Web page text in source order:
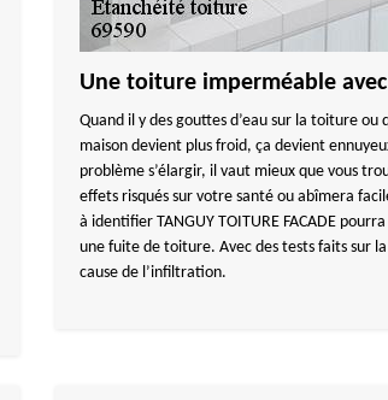
Une toiture imperméable avec
Quand il y des gouttes d’eau sur la toiture
maison devient plus froid, ça devient
problème s’élargir, il vaut mieux que vous
effets risqués sur votre santé ou abîmera
à identifier TANGUY TOITURE FACADE
une fuite de toiture. Avec des tests faits sur
cause de l’infiltration.